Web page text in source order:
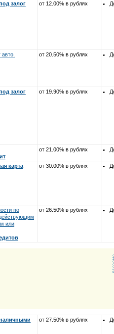
залог
от 12.00% в рублях
от 20.50% в рублях
залог
от 19.90% в рублях
от 21.00% в рублях
карта
от 30.00% в рублях
по
или
от 26.50% в рублях
от 27.50% в рублях